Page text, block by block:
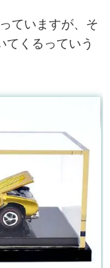
ていますが、そ
てくるっていう